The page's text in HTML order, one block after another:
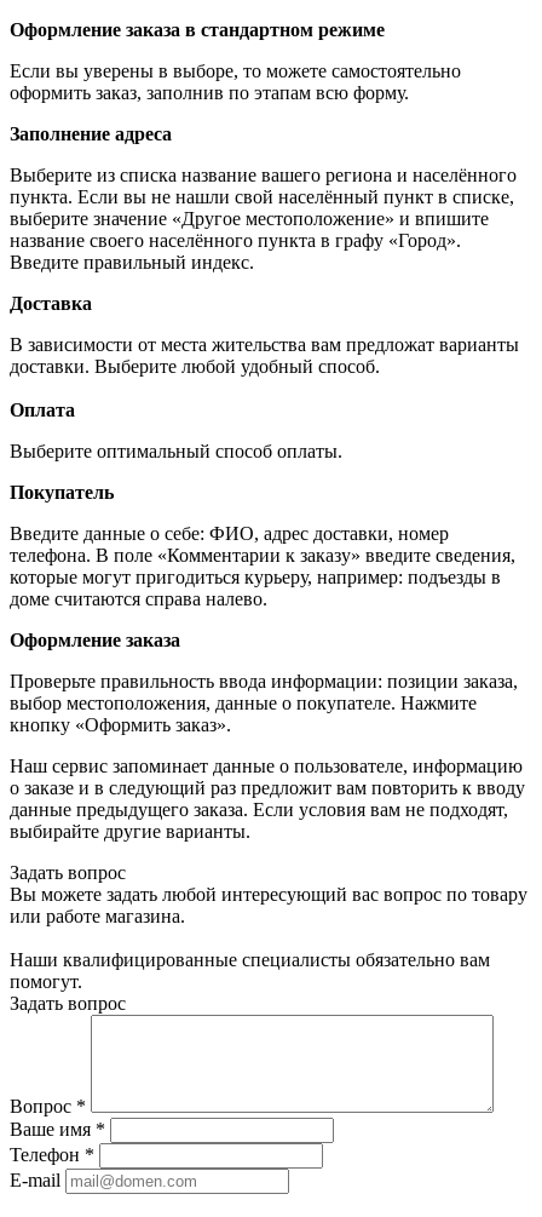
Оформление заказа в стандартном режиме
Если вы уверены в выборе, то можете самостоятельно
оформить заказ, заполнив по этапам всю форму.
Заполнение адреса
Выберите из списка название вашего региона и населённого
пункта. Если вы не нашли свой населённый пункт в списке,
выберите значение «Другое местоположение» и впишите
название своего населённого пункта в графу «Город».
Введите правильный индекс.
Доставка
В зависимости от места жительства вам предложат варианты
доставки. Выберите любой удобный способ.
Оплата
Выберите оптимальный способ оплаты.
Покупатель
Введите данные о себе: ФИО, адрес доставки, номер
телефона. В поле «Комментарии к заказу» введите сведения,
которые могут пригодиться курьеру, например: подъезды в
доме считаются справа налево.
Оформление заказа
Проверьте правильность ввода информации: позиции заказа,
выбор местоположения, данные о покупателе. Нажмите
кнопку «Оформить заказ».
Наш сервис запоминает данные о пользователе, информацию
о заказе и в следующий раз предложит вам повторить к вводу
данные предыдущего заказа. Если условия вам не подходят,
выбирайте другие варианты.
Задать вопрос
Вы можете задать любой интересующий вас вопрос по товару
или работе магазина.
Наши квалифицированные специалисты обязательно вам
помогут.
Задать вопрос
Вопрос *
Ваше имя *
Телефон *
E-mail